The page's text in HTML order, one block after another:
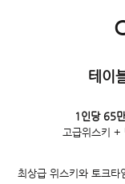
테이
1인당 65
고급위스키 +
최상급 위스키와 토크타